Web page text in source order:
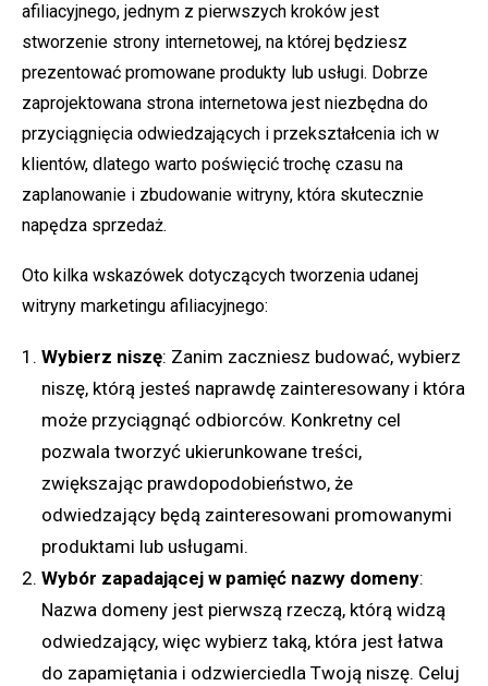
afiliacyjnego, jednym z pierwszych kroków jest
stworzenie strony internetowej, na której będziesz
prezentować promowane produkty lub usługi. Dobrze
zaprojektowana strona internetowa jest niezbędna do
przyciągnięcia odwiedzających i przekształcenia ich w
klientów, dlatego warto poświęcić trochę czasu na
zaplanowanie i zbudowanie witryny, która skutecznie
napędza sprzedaż.
Oto kilka wskazówek dotyczących tworzenia udanej
witryny marketingu afiliacyjnego:
Wybierz niszę: Zanim zaczniesz budować, wybierz
niszę, którą jesteś naprawdę zainteresowany i która
może przyciągnąć odbiorców. Konkretny cel
pozwala tworzyć ukierunkowane treści,
zwiększając prawdopodobieństwo, że
odwiedzający będą zainteresowani promowanymi
produktami lub usługami.
Wybór zapadającej w pamięć nazwy domeny:
Nazwa domeny jest pierwszą rzeczą, którą widzą
odwiedzający, więc wybierz taką, która jest łatwa
do zapamiętania i odzwierciedla Twoją niszę. Celuj